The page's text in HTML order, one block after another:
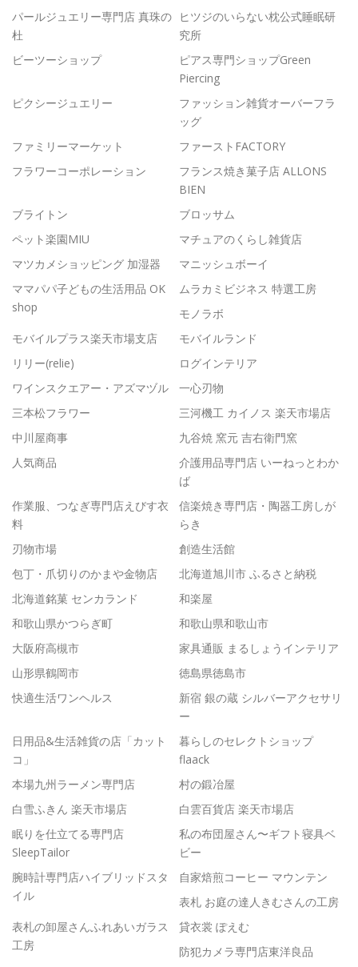
パールジュエリー専門店 真珠の
杜
ヒツジのいらない枕公式睡眠研
究所
ビーツーショップ
ピアス専門ショップGreen
Piercing
ピクシージュエリー
ファッション雑貨オーバーフラ
ッグ
ファミリーマーケット
ファーストFACTORY
フラワーコーポレーション
フランス焼き菓子店 ALLONS
BIEN
ブライトン
ブロッサム
ペット楽園MIU
マチュアのくらし雑貨店
マツカメショッピング 加湿器
マニッシュボーイ
ママパパ子どもの生活用品 OK
shop
ムラカミビジネス 特選工房
モノラボ
モバイルプラス楽天市場支店
モバイルランド
リリー(relie)
ログインテリア
ワインスクエアー・アズマヅル
一心刃物
三本松フラワー
三河機工 カイノス 楽天市場店
中川屋商事
九谷焼 窯元 吉右衛門窯
人気商品
介護用品専門店 いーねっとわか
ば
作業服、つなぎ専門店えびす衣
料
信楽焼き専門店・陶器工房しが
らき
刃物市場
創造生活館
包丁・爪切りのかまや金物店
北海道旭川市 ふるさと納税
北海道銘菓 センカランド
和楽屋
和歌山県かつらぎ町
和歌山県和歌山市
大阪府高槻市
家具通販 まるしょうインテリア
山形県鶴岡市
徳島県徳島市
快適生活ワンヘルス
新宿 銀の蔵 シルバーアクセサリ
ー
日用品&生活雑貨の店「カット
コ」
暮らしのセレクトショップ
flaack
本場九州ラーメン専門店
村の鍛冶屋
白雪ふきん 楽天市場店
白雲百貨店 楽天市場店
眠りを仕立てる専門店
SleepTailor
私の布団屋さん〜ギフト寝具ベ
ビー
腕時計専門店ハイブリッドスタ
イル
自家焙煎コーヒー マウンテン
表札 お庭の達人きむさんの工房
表札の卸屋さんふれあいガラス
工房
貸衣裳 ぽえむ
防犯カメラ専門店東洋良品